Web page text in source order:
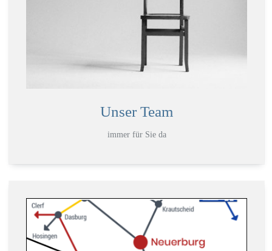
Unser Team
immer für Sie da